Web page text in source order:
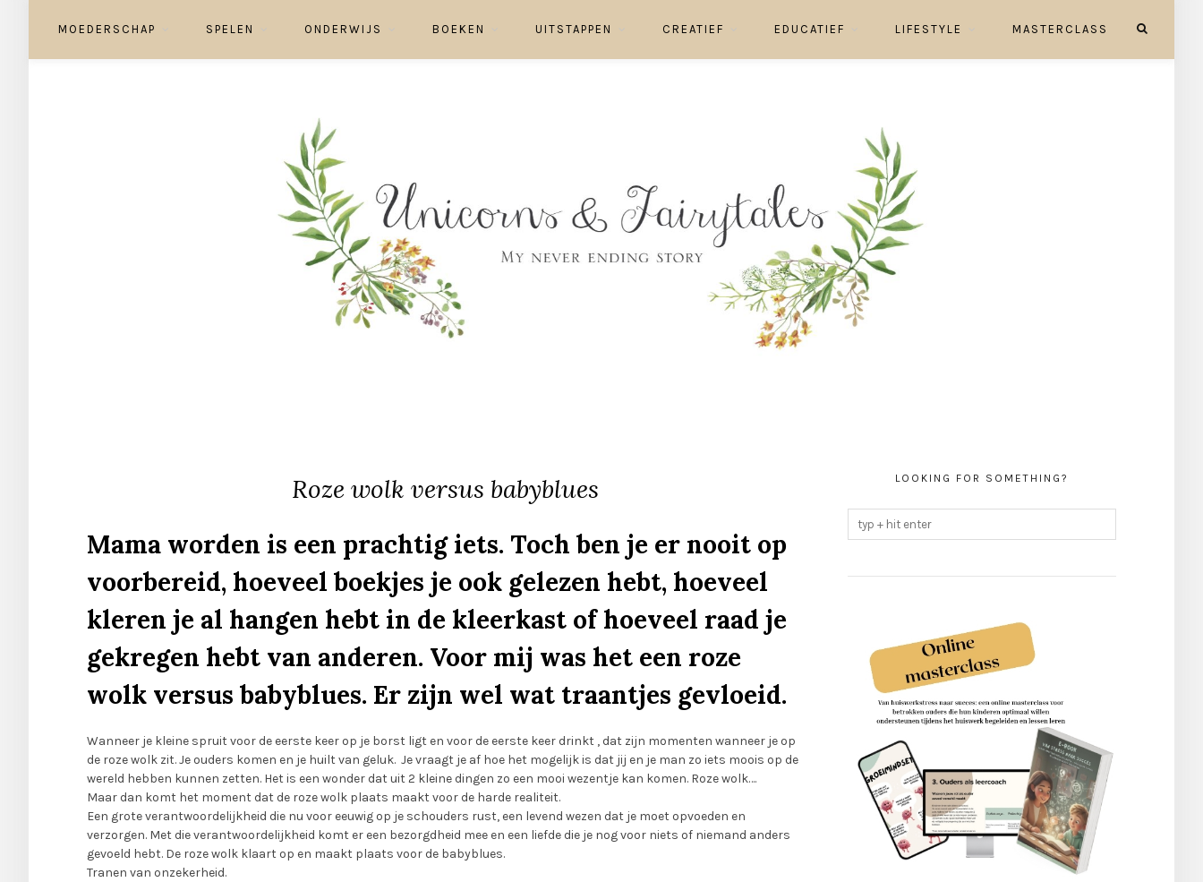
MOEDERSCHAP SPELEN ONDERWIJS BOEKEN UITSTAPPEN CREATIEF EDUCATIEF LIFESTYLE MASTERCLASS
Roze wolk versus babyblues
Mama worden is een prachtig iets. Toch ben je er nooit op
voorbereid, hoeveel boekjes je ook gelezen hebt, hoeveel
kleren je al hangen hebt in de kleerkast of hoeveel raad je
gekregen hebt van anderen. Voor mij was het een roze
wolk versus babyblues. Er zijn wel wat traantjes gevloeid.
Wanneer je kleine spruit voor de eerste keer op je borst ligt en voor de eerste keer drinkt , dat zijn momenten wanneer je op
de roze wolk zit. Je ouders komen en je huilt van geluk. Je vraagt je af hoe het mogelijk is dat jij en je man zo iets moois op de
wereld hebben kunnen zetten. Het is een wonder dat uit 2 kleine dingen zo een mooi wezentje kan komen. Roze wolk….
Maar dan komt het moment dat de roze wolk plaats maakt voor de harde realiteit.
Een grote verantwoordelijkheid die nu voor eeuwig op je schouders rust, een levend wezen dat je moet opvoeden en
verzorgen. Met die verantwoordelijkheid komt er een bezorgdheid mee en een liefde die je nog voor niets of niemand anders
gevoeld hebt. De roze wolk klaart op en maakt plaats voor de babyblues.
Tranen van onzekerheid.
LOOKING FOR SOMETHING?